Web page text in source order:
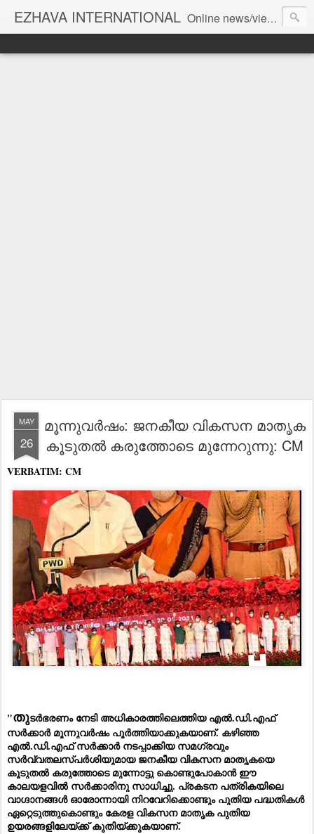
EZHAVA INTERNATIONAL Online news/views JOURNAL... Connecting the community worldwide Editorial Director: Prem Chandran
MAY
26
മൂന്നുവർഷം: ജനകീയ വികസന മാതൃക
കൂടുതൽ കരുത്തോടെ മുന്നേറുന്നു: CM
VERBATIM: CM
"തുടർഭരണം നേടി അധികാരത്തിലെത്തിയ എൽ.ഡി.എഫ്
സർക്കാർ മൂന്നുവർഷം പൂർത്തിയാക്കുകയാണ്. കഴിഞ്ഞ
എൽ.ഡി.എഫ് സർക്കാർ നടപ്പാക്കിയ സമഗ്രവും
സർവ്വതലസ്പർശിയുമായ ജനകീയ വികസന മാതൃകയെ
കൂടുതൽ കരുത്തോടെ മുന്നോട്ടു കൊണ്ടുപോകാൻ ഈ
കാലയളവിൽ സർക്കാരിനു സാധിച്ചു. പ്രകടന പത്രികയിലെ
വാഗ്ദാനങ്ങൾ ഓരോന്നായി നിറവേറിക്കൊണ്ടും പുതിയ പദ്ധതികൾ
ഏറ്റെടുത്തുകൊണ്ടും കേരള വികസന മാതൃക പുതിയ
ഉയരങ്ങളിലേയ്ക്ക് കുതിയ്ക്കുകയാണ്.